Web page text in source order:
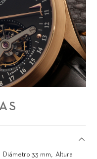
Diámetro 33 mm
Altura